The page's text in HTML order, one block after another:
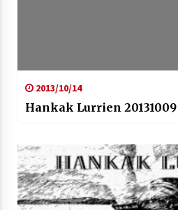
2013/10/14
Hankak Lurrien 20131009